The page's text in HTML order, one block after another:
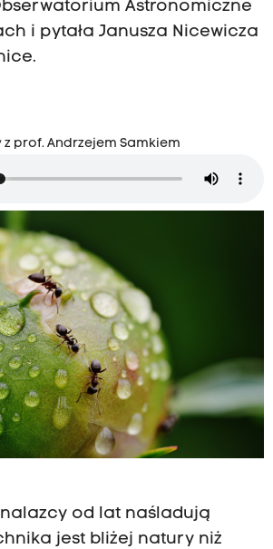
Astronomiczne
i pytała Janusza Nicewicza
z prof. Andrzejem Samkiem
od lat naśladują
jest bliżej natury niż